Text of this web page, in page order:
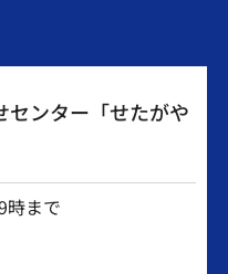
センター「せたがや
まで